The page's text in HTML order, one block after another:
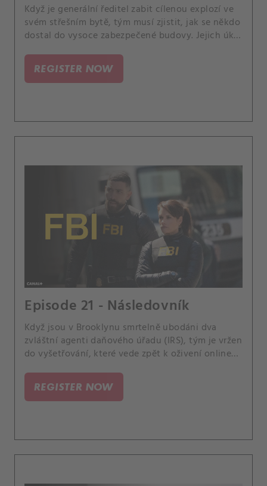
Když je generální ředitel zabit cílenou explozí ve
svém střešním bytě, tým musí zjistit, jak se někdo
dostal do vysoce zabezpečené budovy. Jejich úkol
může být dílem umělé inteligence.
REGISTER NOW
Episode 21 - Následovník
Když jsou v Brooklynu smrtelně ubodáni dva
zvláštní agenti daňového úřadu (IRS), tým je vržen
do vyšetřování, které vede zpět k oživení online
podezřelého z předchozího případu.
REGISTER NOW